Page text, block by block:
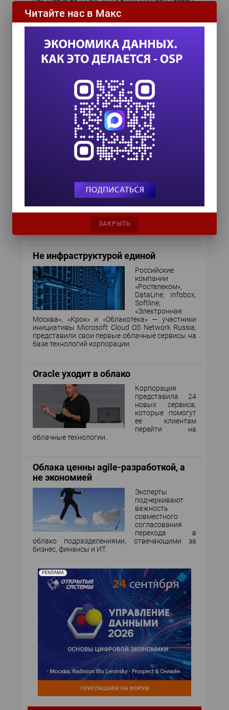
Oracle наймет 1400 специалистов
для продаж облачных решений в
регионе EMEA
Расширение штата должно будет сыграть
бизнеса Oracle в странах Европы, Ближнего
Востока и Африки.
Об облаках знают по-прежнему
недостаточно
Компании переоценивают гибкость своего
бизнеса. Большинство из них называют себя
«динамичными», однако далеко не все не
запускать новые приложения. Исследование,
проведенное Oracle, также выявило
(Platform-as-a-Service, PaaS) для решения таких
Не инфраструктурой единой
Российские
компании
«Ростелеком»,
DataLine, Infobox,
Softline,
«Электронная
Москва», «Крок» и «Облакотека» — участники
инициативы Microsoft Cloud OS Network Russia,
представили свои первые облачные сервисы на
базе технологий корпорации.
Oracle уходит в облако
Корпорация
представила 24
новых сервиса,
которые помогут
ее клиентам
перейти на
облачные технологии.
Облака ценны agile-разработкой, а
не экономией
Эксперты
подчеркивают
важность
совместного
согласования
перехода в
облако подразделениями, отвечающими за
бизнес, финансы и ИТ.
РЕКЛАМА
Читайте нас в Макс
ЗАКРЫТЬ